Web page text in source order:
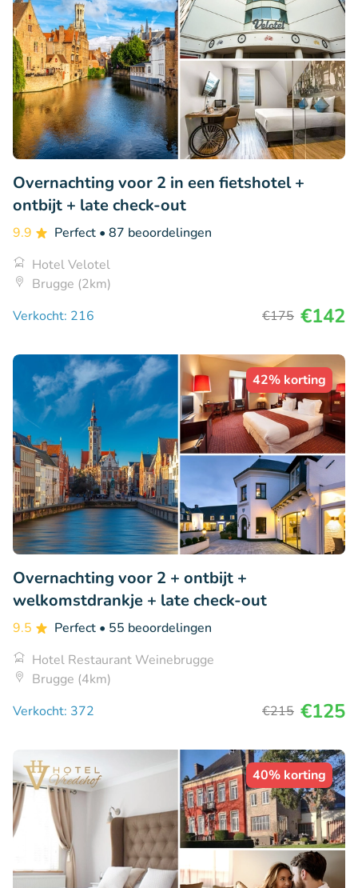
Overnachting voor 2 in een fietshotel +
ontbijt + late check-out
9.9 Perfect • 87 beoordelingen
Hotel Velotel
Brugge (2km)
Verkocht: 216
€175 €142
42% korting
Overnachting voor 2 + ontbijt +
welkomstdrankje + late check-out
9.5 Perfect • 55 beoordelingen
Hotel Restaurant Weinebrugge
Brugge (4km)
Verkocht: 372
€215 €125
40% korting